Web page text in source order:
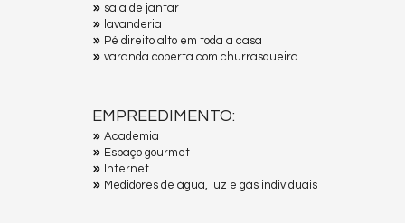
sala de jantar
lavanderia
Pé direito alto em toda a casa
varanda coberta com churrasqueira
EMPREEDIMENTO:
Academia
Espaço gourmet
Internet
Medidores de água, luz e gás individuais